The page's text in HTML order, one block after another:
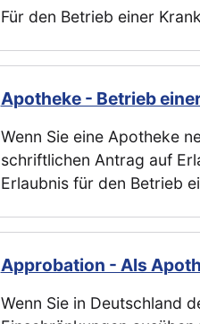
Für den Betrieb einer
Apotheke - Betrieb
Wenn Sie eine Apotheke
schriftlichen Antrag auf
Erlaubnis für den Betrieb
Approbation - Als
Wenn Sie in Deutschland